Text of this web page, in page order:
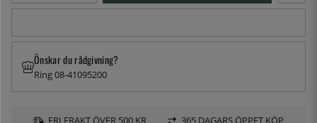
Önskar du rådgivning?
Ring 08-41095200